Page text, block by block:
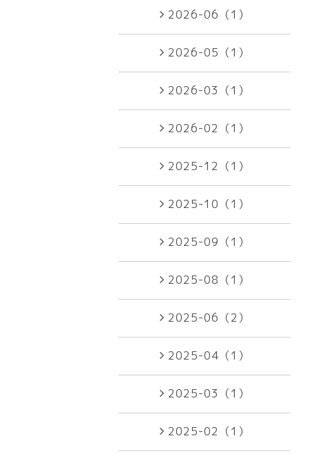
2026-06（1）
2026-05（1）
2026-03（1）
2026-02（1）
2025-12（1）
2025-10（1）
2025-09（1）
2025-08（1）
2025-06（2）
2025-04（1）
2025-03（1）
2025-02（1）